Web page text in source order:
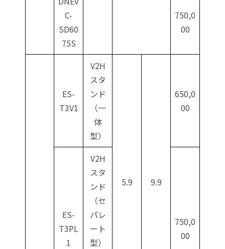
C-
SD60
75S
750,0
00
ES-
T3V1
V2H
スタ
ンド
（一
体
型）
5.9 9.9
650,0
00
ES-
T3PL
1
V2H
スタ
ンド
（セ
パレ
ート
型）
750,0
00